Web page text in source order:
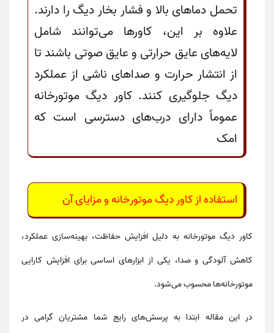
تحمل دماهای بالا و فشار بخار دیگ را دارند.
علاوه بر این، کاورها می‌توانند شامل
لایه‌های عایق حرارتی و عایق صوتی باشند تا
از انتشار حرارت و صداهای ناشی از عملکرد
دیگ جلوگیری کنند. کاور دیگ موتورخانه
عموماً دارای درب‌های دسترسی است که
امک
استفاده ازکاور دیگ موتورخانهو مزایای آن
کاور دیگ موتورخانه به دلیل افزایش حفاظت، بهینه‌سازی عملکرد،
کاهش آلودگی و صدا، یکی از ابزارهای اساسی برایافزایش کارایی
موتورخانه‌هامحسوب می‌شود.
در این مقاله ابتدا به پرسش‌های رایج شما مشتریان گرامی در